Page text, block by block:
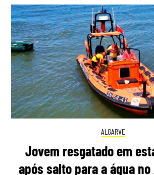
ALGARVE
Jovem resgatado em
após salto para a água no